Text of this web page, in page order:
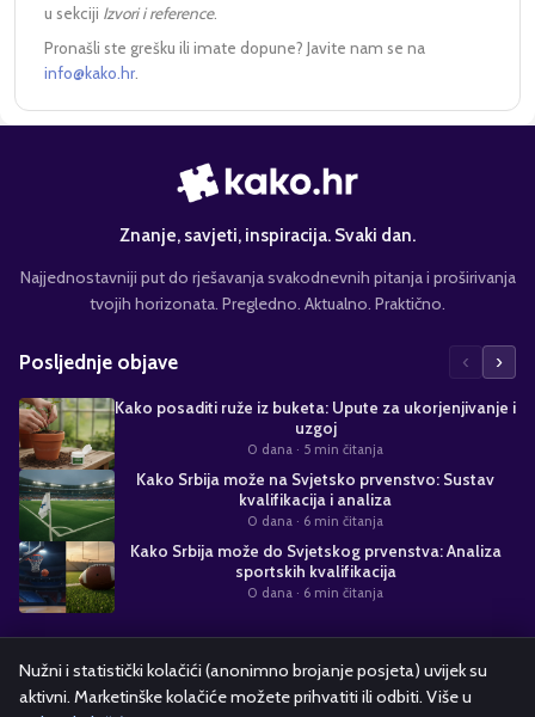
u sekciji Izvori i reference.
Pronašli ste grešku ili imate dopune? Javite nam se na
info@kako.hr
Znanje, savjeti, inspiracija. Svaki dan.
Najjednostavniji put do rješavanja svakodnevnih pitanja i proširivanja
tvojih horizonata. Pregledno. Aktualno. Praktično.
Posljednje objave ‹ ›
Kako posaditi ruže iz buketa: Upute za ukorjenjivanje i
uzgoj
0 dana · 5 min čitanja
Kako Srbija može na Svjetsko prvenstvo: Sustav
kvalifikacija i analiza
0 dana · 6 min čitanja
Kako Srbija može do Svjetskog prvenstva: Analiza
sportskih kvalifikacija
0 dana · 6 min čitanja
Alati i kalkulatori OglašavanjePolitika kolačićaPravila privatnosti
Nužni i statistički kolačići (anonimno brojanje posjeta) uvijek su
aktivni. Marketinške kolačiće možete prihvatiti ili odbiti. Više u